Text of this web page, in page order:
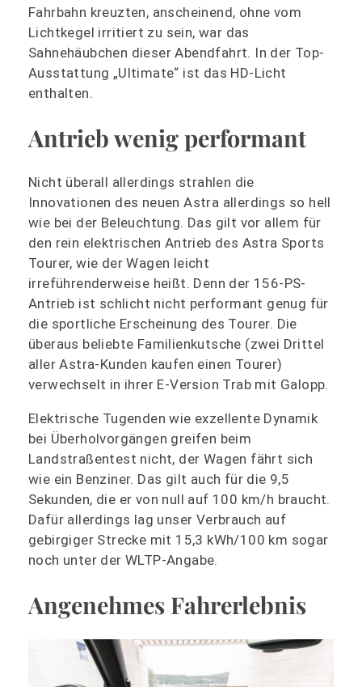
Fahrbahn kreuzten, anscheinend, ohne vom
Lichtkegel irritiert zu sein, war das
Sahnehäubchen dieser Abendfahrt. In der Top-
Ausstattung „Ultimate“ ist das HD-Licht
enthalten.
Antrieb wenig performant
Nicht überall allerdings strahlen die
Innovationen des neuen Astra allerdings so hell
wie bei der Beleuchtung. Das gilt vor allem für
den rein elektrischen Antrieb des Astra Sports
Tourer, wie der Wagen leicht
irreführenderweise heißt. Denn der 156-PS-
Antrieb ist schlicht nicht performant genug für
die sportliche Erscheinung des Tourer. Die
überaus beliebte Familienkutsche (zwei Drittel
aller Astra-Kunden kaufen einen Tourer)
verwechselt in ihrer E-Version Trab mit Galopp.
Elektrische Tugenden wie exzellente Dynamik
bei Überholvorgängen greifen beim
Landstraßentest nicht, der Wagen fährt sich
wie ein Benziner. Das gilt auch für die 9,5
Sekunden, die er von null auf 100 km/h braucht.
Dafür allerdings lag unser Verbrauch auf
gebirgiger Strecke mit 15,3 kWh/100 km sogar
noch unter der WLTP-Angabe.
Angenehmes Fahrerlebnis